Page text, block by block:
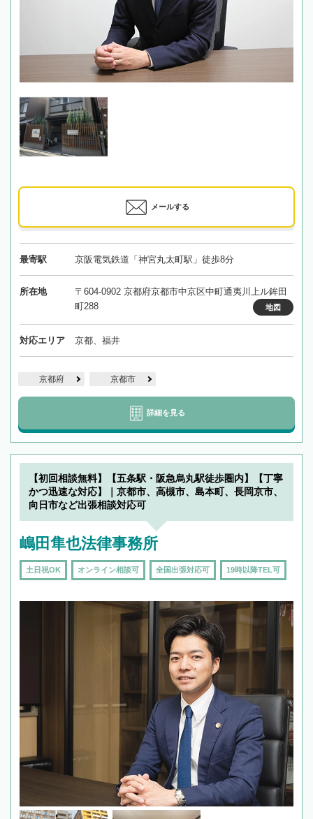
メールする
最寄駅 京阪電気鉄道「神宮丸太町駅」徒歩8分
所在地
〒604-0902 京都府京都市中京区中町通夷川上ル鉾田
町288
地図
対応エリア 京都、福井
京都府 京都市
詳細を見る
【初回相談無料】【五条駅・阪急烏丸駅徒歩圏内】【丁寧
かつ迅速な対応】｜京都市、高槻市、島本町、長岡京市、
向日市など出張相談対応可
嶋田隼也法律事務所
土日祝OK オンライン相談可 全国出張対応可 19時以降TEL可